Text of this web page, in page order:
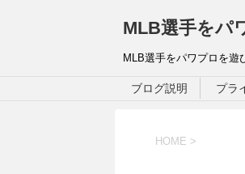
MLB選手をパ
MLB選手をパワプロを遊
ブログ説明 プラ
HOME >